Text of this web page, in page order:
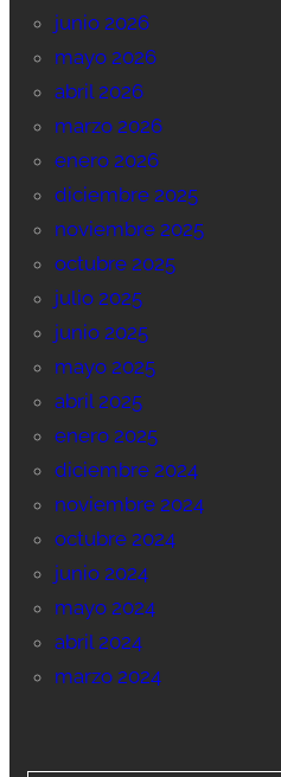
junio 2026
mayo 2026
abril 2026
marzo 2026
enero 2026
diciembre 2025
noviembre 2025
octubre 2025
julio 2025
junio 2025
mayo 2025
abril 2025
enero 2025
diciembre 2024
noviembre 2024
octubre 2024
junio 2024
mayo 2024
abril 2024
marzo 2024